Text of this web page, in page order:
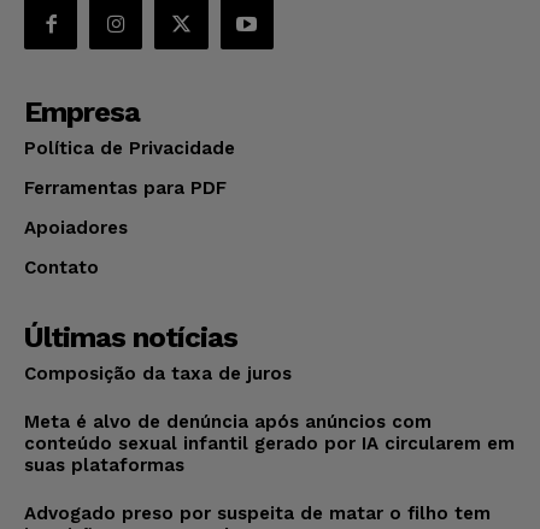
Empresa
Política de Privacidade
Ferramentas para PDF
Apoiadores
Contato
Últimas notícias
Composição da taxa de juros
Meta é alvo de denúncia após anúncios com
conteúdo sexual infantil gerado por IA circularem em
suas plataformas
Advogado preso por suspeita de matar o filho tem